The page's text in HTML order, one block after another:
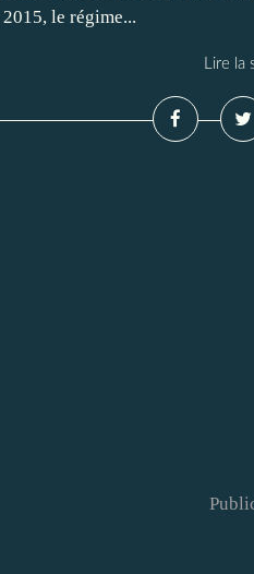
le régime...
Lire la